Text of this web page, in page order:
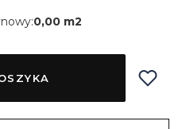
0,00 m2